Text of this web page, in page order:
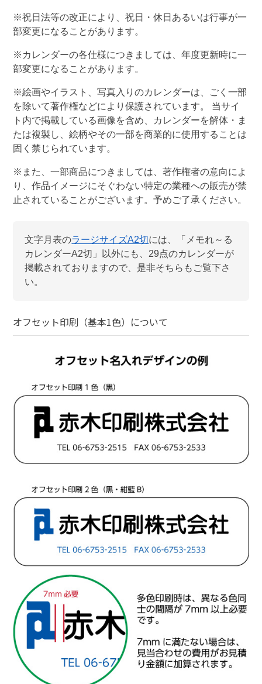
※祝日法等の改正により、祝日・休日あるいは行事が一
部変更になることがあります。
※カレンダーの各仕様につきましては、年度更新時に一
部変更になることがあります。
※絵画やイラスト、写真入りのカレンダーは、ごく一部
を除いて著作権などにより保護されています。 当サイ
ト内で掲載している画像を含め、カレンダーを解体・ま
たは複製し、絵柄やその一部を商業的に使用することは
固く禁じられています。
※また、一部商品につきましては、著作権者の意向によ
り、作品イメージにそぐわない特定の業種への販売が禁
止されていることがございます。予めご了承ください。
文字月表のラージサイズA2切には、「 メモれ～る
カレンダーA2切 」以外にも、 29点のカレンダーが
掲載されておりますので、是非そちらもご覧下さ
い。
オフセット印刷（基本1色） について